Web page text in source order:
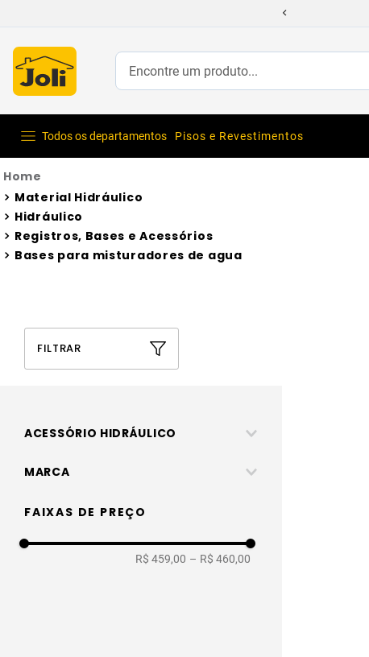
Encontre um produto...
Todos os departamentos Pisos e Revestimentos
Material Hidráulico
Hidráulico
Registros, Bases e Acessórios
Bases para misturadores de agua
FILTRAR
ACESSÓRIO HIDRÁULICO
Registro Gaveta e Pressão
MARCA
Docol fora de linha
FAIXAS DE PREÇO
R$ 459,00 – R$ 460,00